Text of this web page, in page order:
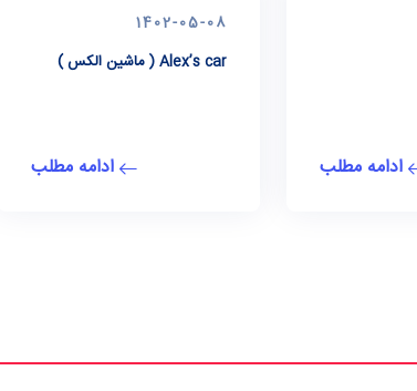
ادامه مطلب
1402-05-08
Alex’s car ( ماشین الکس )
ادامه مطلب